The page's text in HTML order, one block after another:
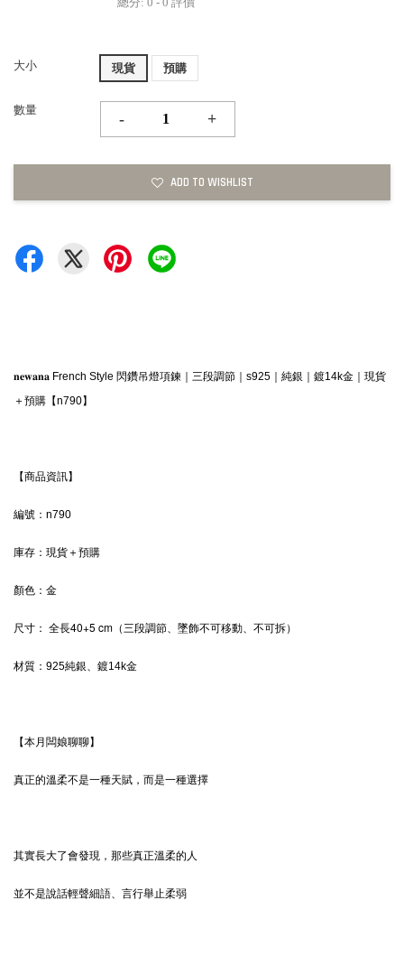
大小 現貨 預購
數量
- +
ADD TO WISHLIST
𝐧𝐞𝐰𝐚𝐧𝐚 French Style 閃鑽吊燈項鍊｜三段調節｜s925｜純銀｜鍍14k金｜現貨
＋預購【n790】
【商品資訊】
編號：n790
庫存：現貨＋預購
顏色： 金
尺寸： 全長40+5 cm（三段調節、墜飾不可移動、不可拆）
材質： 925純銀、鍍14k金
【本月闆娘聊聊】
真正的溫柔不是一種天賦，而是一種選擇
其實長大了會發現，那些真正溫柔的人
並不是說話輕聲細語、言行舉止柔弱